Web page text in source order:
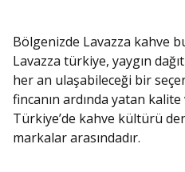
Bölgenizde Lavazza kahve
Lavazza türkiye, yaygın
her an ulaşabileceği bir
fincanın ardında yatan
Türkiye’de kahve kültürü
markalar arasındadır.